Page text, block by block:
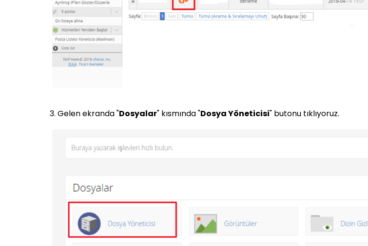
3. Gelen ekranda "Dosyalar" kısmında "Dosya Yöneticisi" butonu tıklıyoruz.